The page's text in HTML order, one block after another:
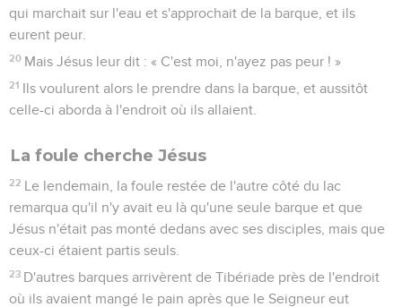
qui marchait sur l'eau et s'approchait de la barque, et ils
eurent peur.
20 Mais Jésus leur dit : « C'est moi, n'ayez pas peur ! »
21 Ils voulurent alors le prendre dans la barque, et aussitôt
celle-ci aborda à l'endroit où ils allaient.
La foule cherche Jésus
22 Le lendemain, la foule restée de l'autre côté du lac
remarqua qu'il n'y avait eu là qu'une seule barque et que
Jésus n'était pas monté dedans avec ses disciples, mais que
ceux-ci étaient partis seuls.
23 D'autres barques arrivèrent de Tibériade près de l'endroit
où ils avaient mangé le pain après que le Seigneur eut